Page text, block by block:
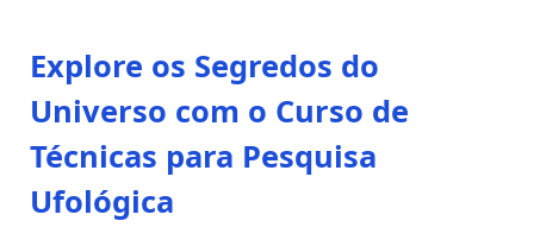
Explore os Segredos do
Universo com o Curso de
Técnicas para Pesquisa
Ufológica